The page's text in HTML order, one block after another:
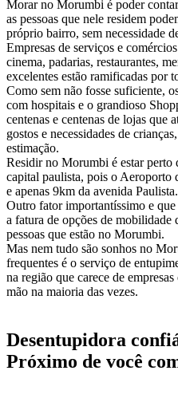
Morar no Morumbi é poder
as pessoas que nele residem
próprio bairro, sem necessidade
Empresas de serviços e
cinema, padarias, restaurantes,
excelentes estão ramificadas por
Como sem não fosse suficiente,
com hospitais e o grandioso
centenas e centenas de lojas que
gostos e necessidades de
estimação.
Residir no Morumbi é estar perto
capital paulista, pois o Aeroporto
e apenas 9km da avenida Paulista.
Outro fator importantíssimo e
a fatura de opções de
pessoas que estão no Morumbi.
Mas nem tudo são sonhos no
frequentes é o serviço de
na região que carece de
mão na maioria das vezes.
Desentupidora
Próximo de você